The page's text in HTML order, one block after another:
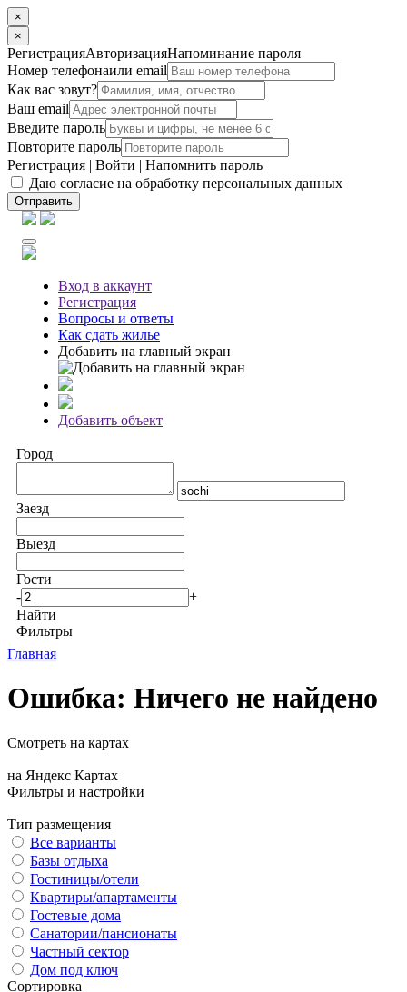
×
×
РегистрацияАвторизацияНапоминание пароля
Номер телефонаили email
Как вас зовут?
Ваш email
Введите пароль
Повторите пароль
Регистрация | Войти | Напомнить пароль
Даю согласие на обработку персональных данных
Отправить
Вход в аккаунт
Регистрация
Вопросы и ответы
Как сдать жилье
Добавить на главный экран
Добавить объект
Город
Заезд
Выезд
Гости
-
+
Найти
Фильтры
Главная
Ошибка: Ничего не найдено
Смотреть на картах
на Яндекс Картах
Фильтры и настройки
Тип размещения
Все варианты
Базы отдыха
Гостиницы/отели
Квартиры/апартаменты
Гостевые дома
Санатории/пансионаты
Частный сектор
Дом под ключ
Сортировка